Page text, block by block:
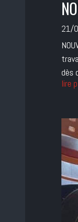
21/
dès
lire